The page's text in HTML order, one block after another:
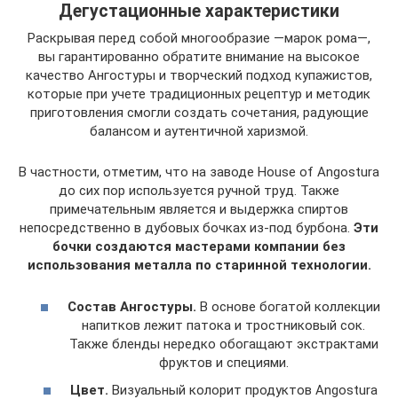
Дегустационные характеристики
Раскрывая перед собой многообразие —марок рома—,
вы гарантированно обратите внимание на высокое
качество Ангостуры и творческий подход купажистов,
которые при учете традиционных рецептур и методик
приготовления смогли создать сочетания, радующие
балансом и аутентичной харизмой.
В частности, отметим, что на заводе House of Angostura
до сих пор используется ручной труд. Также
примечательным является и выдержка спиртов
непосредственно в дубовых бочках из-под бурбона. Эти
бочки создаются мастерами компании без
использования металла по старинной технологии.
Состав Ангостуры. В основе богатой коллекции
напитков лежит патока и тростниковый сок.
Также бленды нередко обогащают экстрактами
фруктов и специями.
Цвет. Визуальный колорит продуктов Angostura